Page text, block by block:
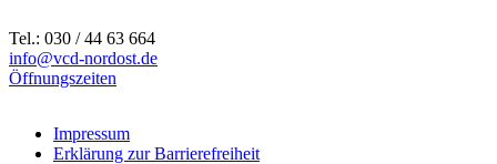
Tel.: 030 / 44 63 664
info@vcd-nordost.de
Öffnungszeiten
Impressum
Erklärung zur Barrierefreiheit